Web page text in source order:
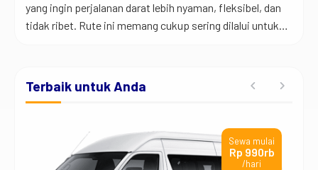
yang ingin perjalanan darat lebih nyaman, fleksibel, dan
tidak ribet. Rute ini memang cukup sering dilalui untuk
dibanding transportasi umum. Jadi begini… perjalanan
Makassar Parepare itu kurang lebih sekitar 150 kilometer
Terbaik untuk Anda
Sewa mulai
Rp 990rb
/hari